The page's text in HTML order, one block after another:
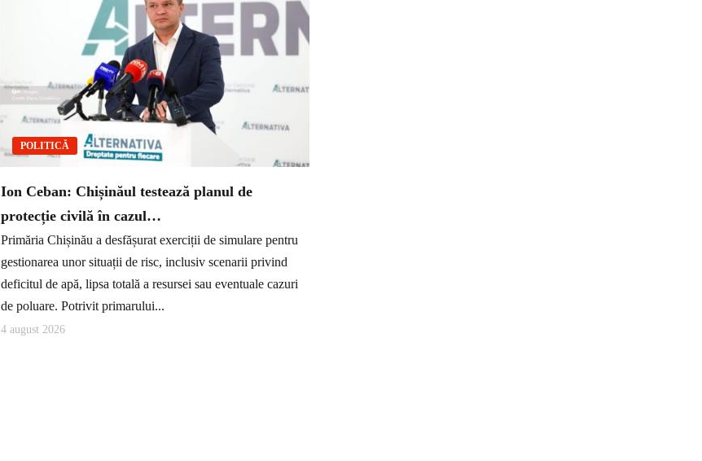
POLITICĂ
Ion Ceban: Chișinăul testează planul de
protecție civilă în cazul…
Primăria Chișinău a desfășurat exerciții de simulare pentru
gestionarea unor situații de risc, inclusiv scenarii privind
deficitul de apă, lipsa totală a resursei sau eventuale cazuri
de poluare. Potrivit primarului...
4 august 2026